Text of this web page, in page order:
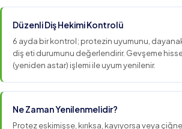
Düzenli Diş Hekimi Kontrolü
6 ayda bir kontrol; protezin uyumunu, dayanak
diş eti durumunu değerlendirir. Gevşeme
(yeniden astar) işlemi ile uyum yenilenir.
Ne Zaman Yenilenmelidir?
Protez eskimişse, kırıksa, kayıyorsa veya